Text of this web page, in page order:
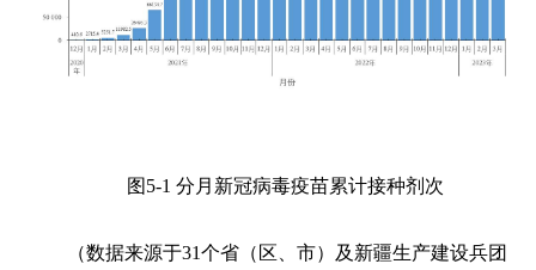
图 5-1 分月新冠病毒疫苗累计接种剂次
（数据来源于31个省（区、市）及新疆生产建设兵团